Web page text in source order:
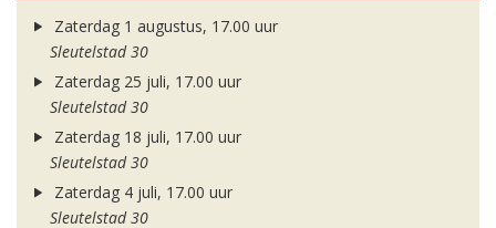
Zaterdag 1 augustus, 17.00 uur
Sleutelstad 30
Zaterdag 25 juli, 17.00 uur
Sleutelstad 30
Zaterdag 18 juli, 17.00 uur
Sleutelstad 30
Zaterdag 4 juli, 17.00 uur
Sleutelstad 30